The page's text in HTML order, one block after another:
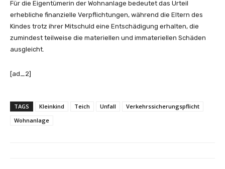
Für die Eigentümerin der Wohnanlage bedeutet das Urteil
erhebliche finanzielle Verpflichtungen, während die Eltern des
Kindes trotz ihrer Mitschuld eine Entschädigung erhalten, die
zumindest teilweise die materiellen und immateriellen Schäden
ausgleicht.
[ad_2]
TAGS Kleinkind Teich Unfall
Verkehrssicherungspflicht
Wohnanlage